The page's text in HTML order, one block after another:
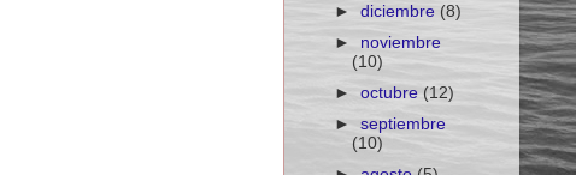
►diciembre(8)
► noviembre
(10)
►octubre(12)
►septiembre
(10)